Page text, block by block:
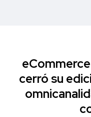
cerró su